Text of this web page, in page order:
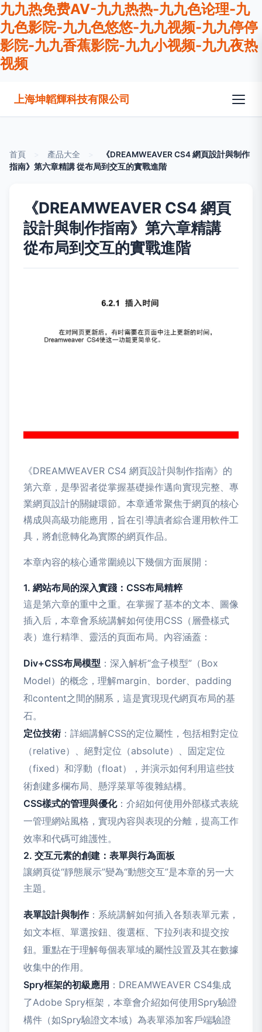
九九热免费AV-九九热热-九九色论理-九
九色影院-九九色悠悠-九九视频-九九停停
影院-九九香蕉影院-九九小视频-九九夜热
视频
上海坤韜輝科技有限公司
首頁 產品大全
《DREAMWEAVER CS4 網頁設計與制作
指南》第六章精講 從布局到交互的實戰進階
《DREAMWEAVER CS4 網頁
設計與制作指南》第六章精講
從布局到交互的實戰進階
《DREAMWEAVER CS4 網頁設計與制作指南》的
第六章，是學習者從掌握基礎操作邁向實現完整、專
業網頁設計的關鍵環節。本章通常聚焦于網頁的核心
構成與高級功能應用，旨在引導讀者綜合運用軟件工
具，將創意轉化為實際的網頁作品。
本章內容的核心通常圍繞以下幾個方面展開：
1. 網站布局的深入實踐：CSS布局精粹
這是第六章的重中之重。在掌握了基本的文本、圖像
插入后，本章會系統講解如何使用CSS（層疊樣式
表）進行精準、靈活的頁面布局。內容涵蓋：
Div+CSS布局模型 ：深入解析“盒子模型”（Box
Model）的概念，理解margin、border、padding
和content之間的關系，這是實現現代網頁布局的基
石。
定位技術 ：詳細講解CSS的定位屬性，包括相對定位
（relative）、絕對定位（absolute）、固定定位
（fixed）和浮動（float），并演示如何利用這些技
術創建多欄布局、懸浮菜單等復雜結構。
CSS樣式的管理與優化：介紹如何使用外部樣式表統
一管理網站風格，實現內容與表現的分離，提高工作
效率和代碼可維護性。
2. 交互元素的創建：表單與行為面板
讓網頁從“靜態展示”變為“動態交互”是本章的另一大
主題。
表單設計與制作：系統講解如何插入各類表單元素，
如文本框、單選按鈕、復選框、下拉列表和提交按
鈕。重點在于理解每個表單域的屬性設置及其在數據
收集中的作用。
Spry框架的初級應用 ：DREAMWEAVER CS4集成
了Adobe Spry框架，本章會介紹如何使用Spry驗證
構件（如Spry驗證文本域）為表單添加客戶端驗證